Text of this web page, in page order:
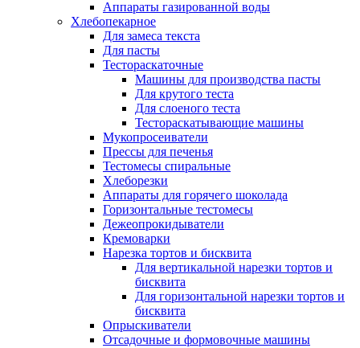
Аппараты газированной воды
Хлебопекарное
Для замеса текста
Для пасты
Тестораскаточные
Машины для производства пасты
Для крутого теста
Для слоеного теста
Тестораскатывающие машины
Мукопросеиватели
Прессы для печенья
Тестомесы спиральные
Хлеборезки
Аппараты для горячего шоколада
Горизонтальные тестомесы
Дежеопрокидыватели
Кремоварки
Нарезка тортов и бисквита
Для вертикальной нарезки тортов и
бисквита
Для горизонтальной нарезки тортов и
бисквита
Опрыскиватели
Отсадочные и формовочные машины